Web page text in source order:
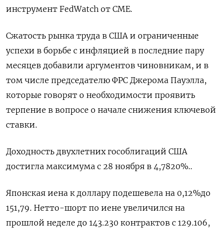
инструмент FedWatch от CMЕ.
Сжатость рынка труда в США и ограниченные
успехи в борьбе с инфляцией в последние пару
месяцев добавили аргументов чиновникам, и в
том числе председателю ФРС Джерома Пауэлла,
которые говорят о необходимости проявить
терпение в вопросе о начале снижения ключевой
ставки.
Доходность двухлетних гособлигаций США
достигла максимума с 28 ноября в 4,7820%..
Японская иена к доллару подешевела на 0,12%​ до
151,79. Нетто-шорт по иене увеличился на
прошлой неделе до 143.230 контрактов с 129.106,